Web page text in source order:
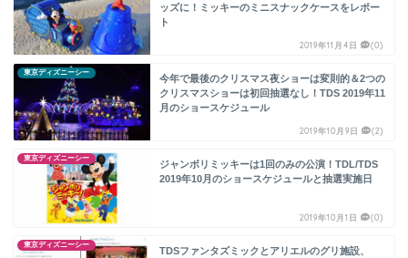
ッズに！ミッキーのミニスナックケースをレポー
ト
2019年11月4日 (0)
東京ディズニーシー
今年で最後のクリスマス夜ショーは変則的＆2つの
クリスマスショーは初回抽選なし！TDS 2019年11
月のショースケジュール
2019年10月9日 (2)
東京ディズニーシー
ジャンボリミッキーは1回のみの公演！TDL/TDS
2019年10月のショースケジュールと抽選実施日
2019年10月1日 (0)
東京ディズニーシー
TDSファンタズミックとアリエルのグリ施設、